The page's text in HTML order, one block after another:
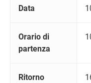
Data
Orario di
partenza
Ritorno